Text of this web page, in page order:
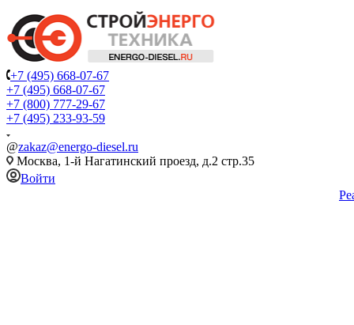
+7 (495) 668-07-67
+7 (495) 668-07-67
+7 (800) 777-29-67
+7 (495) 233-93-59
@zakaz@energo-diesel.ru
Москва, 1-й Нагатинский проезд, д.2 стр.35
Войти